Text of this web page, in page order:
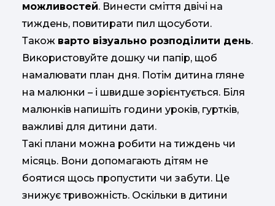
можливостей. Винести сміття двічі на
тиждень, повитирати пил щосуботи.
Також варто візуально розподілити день.
Використовуйте дошку чи папір, щоб
намалювати план дня. Потім дитина гляне
на малюнки – і швидше зорієнтується. Біля
малюнків напишіть години уроків, гуртків,
важливі для дитини дати.
Такі плани можна робити на тиждень чи
місяць. Вони допомагають дітям не
боятися щось пропустити чи забути. Це
знижує тривожність. Оскільки в дитини